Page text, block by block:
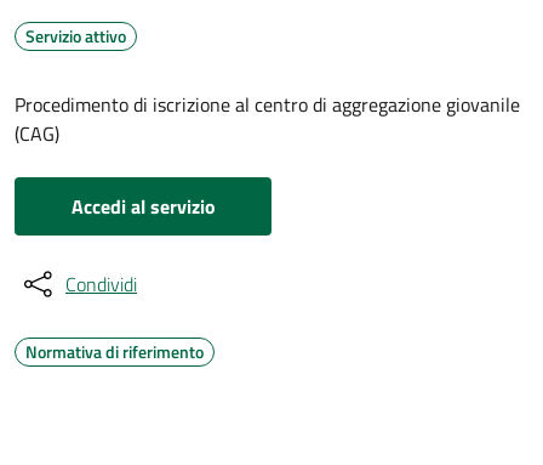
Servizio attivo
Procedimento di iscrizione al centro di aggregazione giovanile
(CAG)
Accedi al servizio
Condividi
Normativa di riferimento